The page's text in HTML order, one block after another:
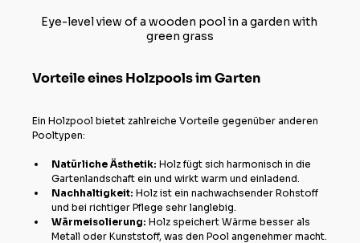
Eye-level view of a wooden pool in a garden with
green grass
Vorteile eines Holzpools im Garten
Ein Holzpool bietet zahlreiche Vorteile gegenüber anderen
Pooltypen:
Natürliche Ästhetik: Holz fügt sich harmonisch in die
Gartenlandschaft ein und wirkt warm und einladend.
Nachhaltigkeit: Holz ist ein nachwachsender Rohstoff
und bei richtiger Pflege sehr langlebig.
Wärmeisolierung: Holz speichert Wärme besser als
Metall oder Kunststoff, was den Pool angenehmer macht.